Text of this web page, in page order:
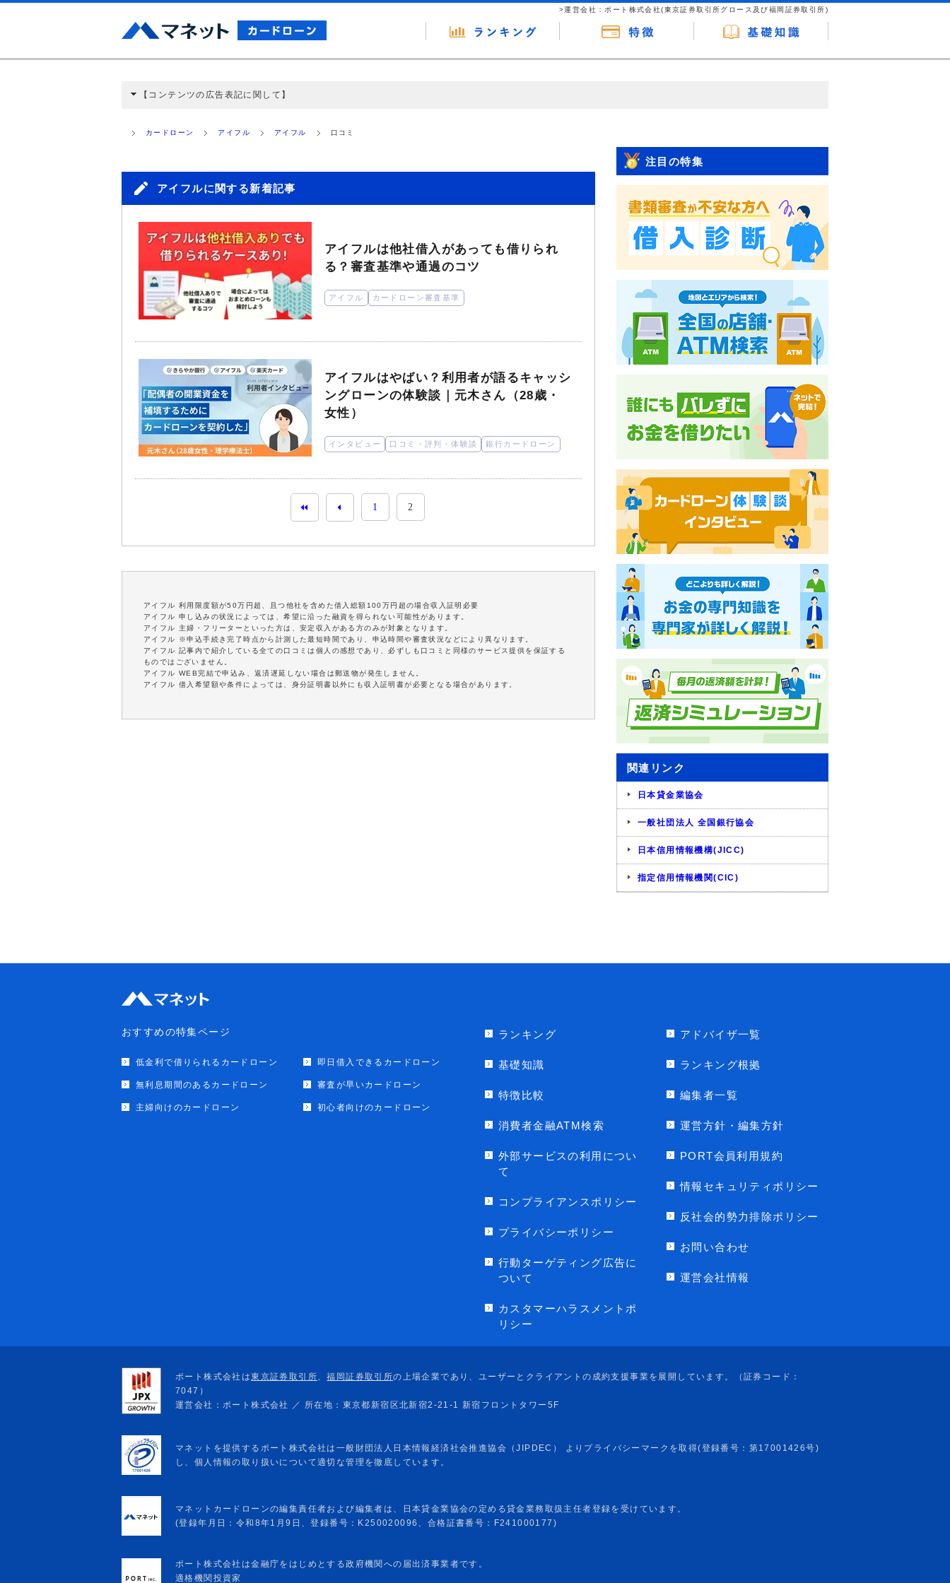
>運営会社：ポート株式会社(東京証券取引所グロース及び福岡証券取引所)
【コンテンツの広告表記に関して】
ミ収集などに基づき、公平性を担保した情報提供を行っています。
カードローン アイフル アイフル 口コミ
アイフルに関する新着記事
アイフルは他社借入があっても借りられ
る？審査基準や通過のコツ
アイフル カードローン審査基準
アイフルはやばい？利用者が語るキャッシ
ングローンの体験談｜元木さん（28歳・
女性）
インタビュー 口コミ・評判・体験談 銀行カードローン
1 2
アイフル 利用限度額が50万円超、且つ他社を含めた借入総額100万円超の場合収入証明必要
アイフル 申し込みの状況によっては、希望に沿った融資を得られない可能性があります。
アイフル 主婦・フリーターといった方は、安定収入がある方のみが対象となります。
アイフル ※申込手続き完了時点から計測した最短時間であり、申込時間や審査状況などにより異なります。
アイフル 記事内で紹介している全ての口コミは個人の感想であり、必ずしも口コミと同様のサービス提供を保証する
ものではございません。
アイフル WEB完結で申込み、返済遅延しない場合は郵送物が発生しません。
アイフル 借入希望額や条件によっては、身分証明書以外にも収入証明書が必要となる場合があります。
注目の特集
関連リンク
日本貸金業協会
一般社団法人 全国銀行協会
日本信用情報機構(JICC)
指定信用情報機関(CIC)
おすすめの特集ページ
低金利で借りられるカードローン 即日借入できるカードローン
無利息期間のあるカードローン 審査が早いカードローン
主婦向けのカードローン 初心者向けのカードローン
ランキング
基礎知識
特徴比較
消費者金融ATM検索
外部サービスの利用につい
て
コンプライアンスポリシー
プライバシーポリシー
行動ターゲティング広告に
ついて
カスタマーハラスメントポ
リシー
アドバイザ一覧
ランキング根拠
編集者一覧
運営方針・編集方針
PORT会員利用規約
情報セキュリティポリシー
反社会的勢力排除ポリシー
お問い合わせ
運営会社情報
マネットカードローンの編集責任者および編集者は、日本貸金業協会の定める貸金業務取扱主任者登録を受けています。
(登録年月日：令和8年1月9日、登録番号：K250020096、合格証書番号：F241000177)
ポート株式会社は金融庁をはじめとする政府機関への届出済事業者です。
適格機関投資家